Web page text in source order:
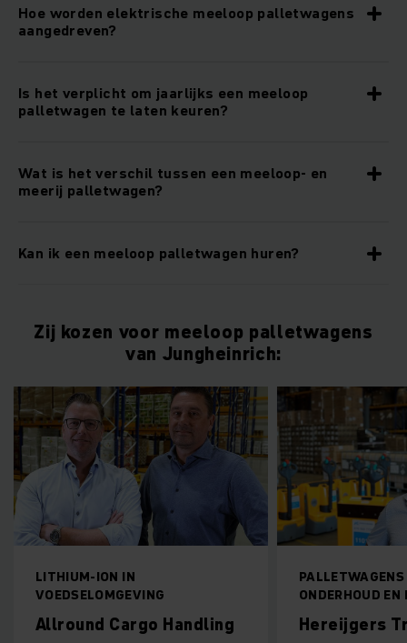
Hoe worden elektrische meeloop palletwagens
aangedreven?
Is het verplicht om jaarlijks een meeloop
palletwagen te laten keuren?
Wat is het verschil tussen een meeloop- en
meerij palletwagen?
Kan ik een meeloop palletwagen huren?
Zij kozen voor meeloop palletwagens
van Jungheinrich:
LITHIUM-ION IN
VOEDSELOMGEVING
Allround Cargo Handling
ONDERHOUD
Hereijgers